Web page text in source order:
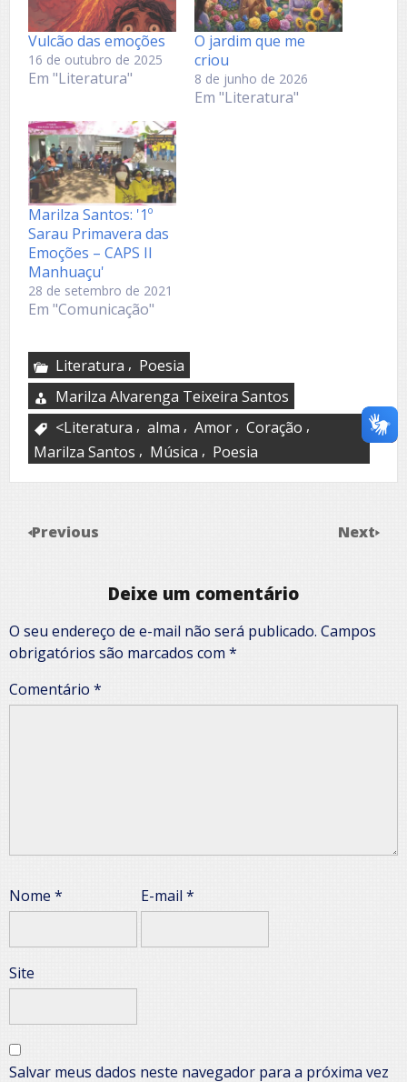
Vulcão das emoções
16 de outubro de 2025
Em "Literatura"
O jardim que me
criou
8 de junho de 2026
Em "Literatura"
Marilza Santos: '1º
Sarau Primavera das
Emoções – CAPS II
Manhuaçu'
28 de setembro de 2021
Em "Comunicação"
Literatura , Poesia
Marilza Alvarenga Teixeira Santos
<Literatura , alma , Amor , Coração ,
Marilza Santos , Música , Poesia
Previous Next
Deixe um comentário
O seu endereço de e-mail não será publicado. Campos
obrigatórios são marcados com *
Comentário *
Nome* E-mail *
Site
Salvar meus dados neste navegador para a próxima vez